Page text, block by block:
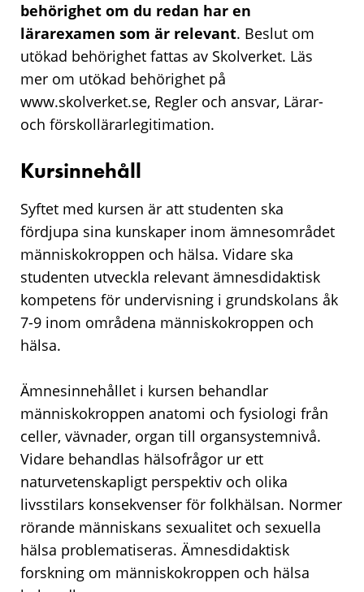
behörighet om du redan har en
lärarexamen som är relevant. Beslut om
utökad behörighet fattas av Skolverket. Läs
mer om utökad behörighet på
www.skolverket.se, Regler och ansvar, Lärar-
och förskollärarlegitimation.
Kursinnehåll
Syftet med kursen är att studenten ska
fördjupa sina kunskaper inom ämnesområdet
människokroppen och hälsa. Vidare ska
studenten utveckla relevant ämnesdidaktisk
kompetens för undervisning i grundskolans åk
7-9 inom områdena människokroppen och
hälsa.
Ämnesinnehållet i kursen behandlar
människokroppen anatomi och fysiologi från
celler, vävnader, organ till organsystemnivå.
Vidare behandlas hälsofrågor ur ett
naturvetenskapligt perspektiv och olika
livsstilars konsekvenser för folkhälsan. Normer
rörande människans sexualitet och sexuella
hälsa problematiseras. Ämnesdidaktisk
forskning om människokroppen och hälsa